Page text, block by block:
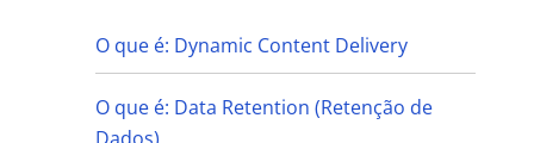
O que é: Dynamic Content Delivery
O que é: Data Retention (Retenção de
Dados)